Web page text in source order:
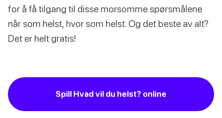
for å få tilgang til disse morsomme spørsmålene
når som helst, hvor som helst. Og det beste av alt?
Det er helt gratis!
Spill Hvad vil du helst? online